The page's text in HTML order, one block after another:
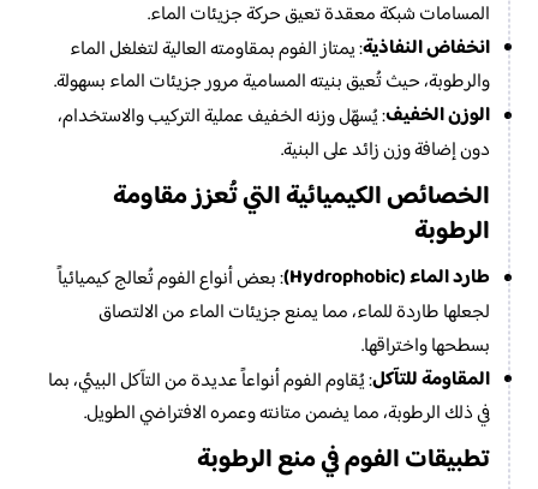
المسامات شبكة معقدة تعيق حركة جزيئات الماء.
انخفاض النفاذية: يمتاز الفوم بمقاومته العالية لتغلغل الماء
والرطوبة، حيث تُعيق بنيته المسامية مرور جزيئات الماء بسهولة.
الوزن الخفيف: يُسهّل وزنه الخفيف عملية التركيب والاستخدام،
دون إضافة وزن زائد على البنية.
الخصائص الكيميائية التي تُعزز مقاومة
الرطوبة
طارد الماء (Hydrophobic)
: بعض أنواع الفوم تُعالج كيميائياً
لجعلها طاردة للماء، مما يمنع جزيئات الماء من الالتصاق
بسطحها واختراقها.
المقاومة للتآكل: يُقاوم الفوم أنواعاً عديدة من التآكل البيئي، بما
في ذلك الرطوبة، مما يضمن متانته وعمره الافتراضي الطويل.
تطبيقات الفوم في منع الرطوبة